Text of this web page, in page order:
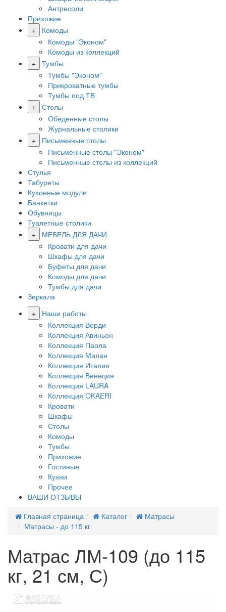
Антресоли
Прихожие
+
Комоды
Комоды "Эконом"
Комоды из коллекций
+ Тумбы
Тумбы "Эконом"
Прикроватные тумбы
Тумбы под ТВ
+ Столы
Обеденные столы
Журнальные столики
+
Письменные столы
Письменные столы "Эконом"
Письменные столы из коллекций
Стулья
Табуреты
Кухонные модули
Банкетки
Обувницы
Туалетные столики
+
МЕБЕЛЬ ДЛЯ ДАЧИ
Кровати для дачи
Шкафы для дачи
Буфеты для дачи
Комоды для дачи
Тумбы для дачи
Зеркала
+
Наши работы
Коллекция Верди
Коллекция Авиньон
Коллекция Паола
Коллекция Милан
Коллекция Италия
Коллекция Венеция
Коллекция LAURA
Коллекция OKAERI
Кровати
Шкафы
Столы
Комоды
Тумбы
Прихожие
Гостиные
Кухни
Прочее
ВАШИ ОТЗЫВЫ
Главная страница
Каталог
Матрасы
Матрасы - до 115 кг
Матрас ЛМ-109 (до 115
кг, 21 см, С)